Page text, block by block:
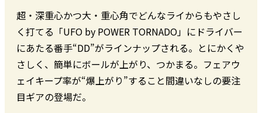
超・深重心かつ大・重心角でどんなライからもやさし
く打てる「UFO by POWER TORNADO」にドライバー
にあたる番手“DD”がラインナップされる。とにかくや
さしく、簡単にボールが上がり、つかまる。フェアウ
ェイキープ率が“爆上がり”すること間違いなしの要注
目ギアの登場だ。